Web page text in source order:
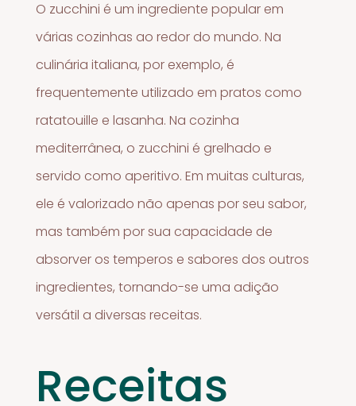
O zucchini é um ingrediente popular em
várias cozinhas ao redor do mundo. Na
culinária italiana, por exemplo, é
frequentemente utilizado em pratos como
ratatouille e lasanha. Na cozinha
mediterrânea, o zucchini é grelhado e
servido como aperitivo. Em muitas culturas,
ele é valorizado não apenas por seu sabor,
mas também por sua capacidade de
absorver os temperos e sabores dos outros
ingredientes, tornando-se uma adição
versátil a diversas receitas.
Receitas